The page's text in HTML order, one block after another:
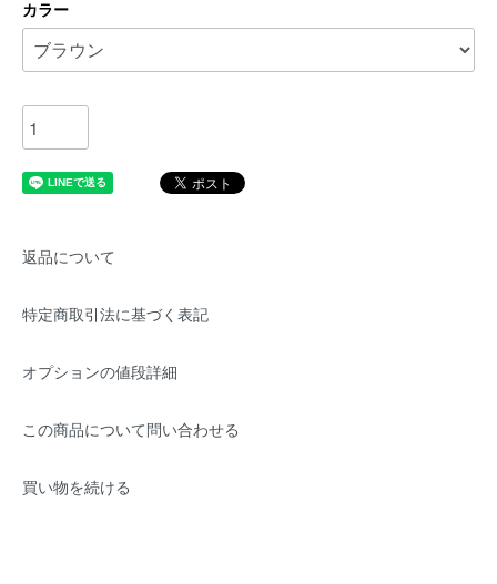
カラー
返品について
特定商取引法に基づく表記
オプションの値段詳細
この商品について問い合わせる
買い物を続ける